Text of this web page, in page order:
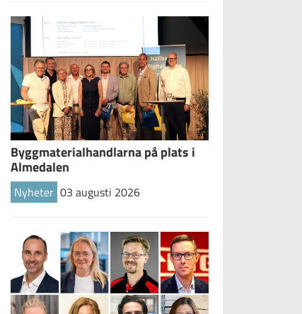
Byggmaterialhandlarna på plats i
Almedalen
Nyheter 03 augusti 2026